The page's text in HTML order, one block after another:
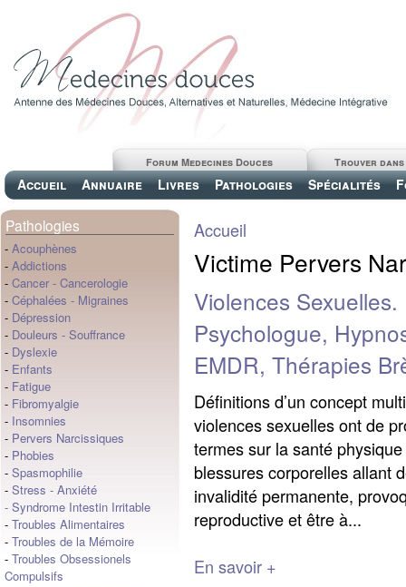
Accueil Annuaire Livres Pathologies Spécialités
Trouver
Forum Medecines Douces
Pathologies
- Acouphènes
- Addictions
- Cancer - Cancerologie
- Céphalées - Migraines
- Dépression
- Douleurs - Souffrance
- Dyslexie
- Enfants
- Fatigue
- Fibromyalgie
- Insomnies
- Pervers Narcissiques
- Phobies
- Spasmophilie
- Stress - Anxiété
- Syndrome Intestin Irritable
- Troubles Alimentaires
- Troubles de la Mémoire
- Troubles Obsessionels
Compulsifs
Accueil
Victime Pervers
Violences
Psychologue,
EMDR, Thérapies
Définitions d’un concept
violences sexuelles ont de
termes sur la santé
blessures corporelles allant
invalidité permanente,
reproductive et être à...
En savoir +